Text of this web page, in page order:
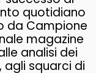
quotidiano
da Campione
magazine
analisi dei
squarci di